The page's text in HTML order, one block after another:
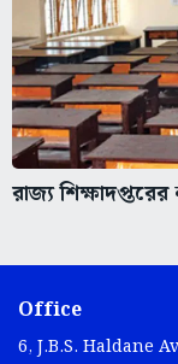
রাজ্য শিক্ষাদপ্তরের
Office
6, J.B.S. Haldane